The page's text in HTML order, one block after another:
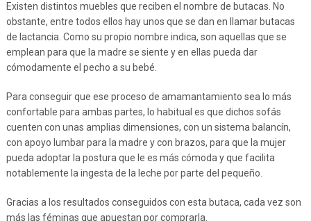
Existen distintos muebles que reciben el nombre de butacas. No
obstante, entre todos ellos hay unos que se dan en llamar butacas
de lactancia. Como su propio nombre indica, son aquellas que se
emplean para que la madre se siente y en ellas pueda dar
cómodamente el pecho a su bebé.
Para conseguir que ese proceso de amamantamiento sea lo más
confortable para ambas partes, lo habitual es que dichos sofás
cuenten con unas amplias dimensiones, con un sistema balancín,
con apoyo lumbar para la madre y con brazos, para que la mujer
pueda adoptar la postura que le es más cómoda y que facilita
notablemente la ingesta de la leche por parte del pequeño.
Gracias a los resultados conseguidos con esta butaca, cada vez son
más las féminas que apuestan por comprarla.